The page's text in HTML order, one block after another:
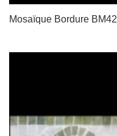
Mosaïque Bordure BM42